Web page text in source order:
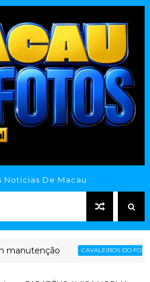
Notícias De Macau
CAVALEIROS DO FORRÓ